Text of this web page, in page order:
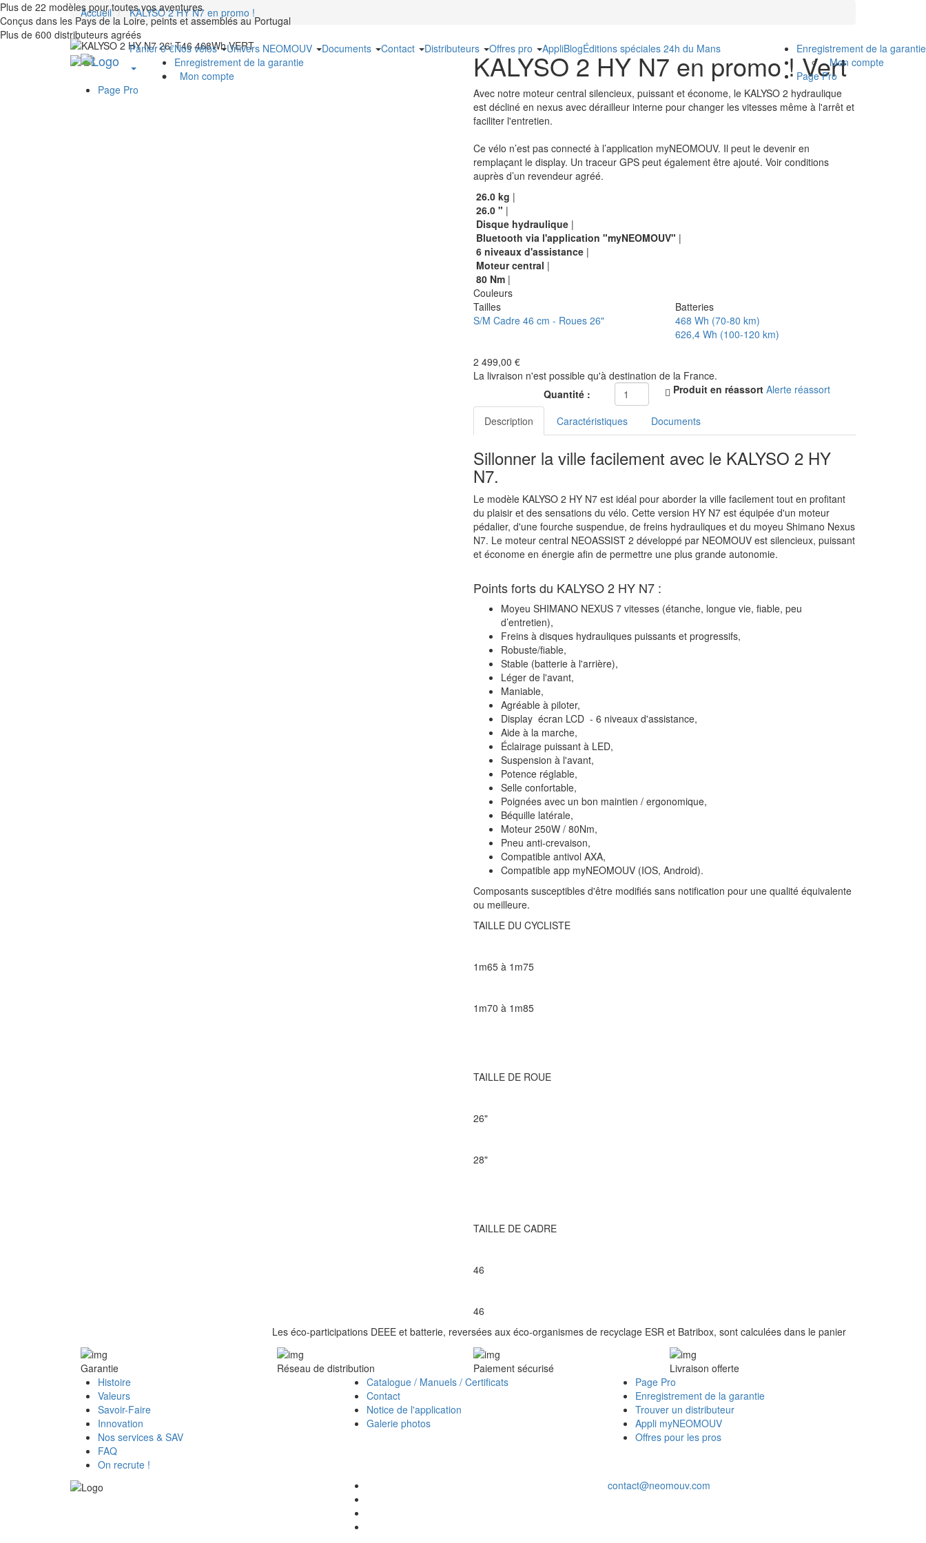
Plus de 22 modèles pour toutes vos aventures
Conçus dans les Pays de la Loire, peints et assemblés au Portugal
Plus de 600 distributeurs agréés
Enregistrement de la garantie
Mon compte
Page Pro
Panier 0 €Nos vélos Univers NEOMOUV Documents Contact Distributeurs Offres pro AppliBlogÉditions spéciales 24h du Mans
Enregistrement de la garantie
Mon compte
Page Pro
Accueil KALYSO 2 HY N7 en promo !
KALYSO 2 HY N7 en promo ! Vert
Avec notre moteur central silencieux, puissant et économe, le KALYSO 2 hydraulique
est décliné en nexus avec dérailleur interne pour changer les vitesses même à l'arrêt et
faciliter l'entretien.
Ce vélo n’est pas connecté à l’application myNEOMOUV. Il peut le devenir en
remplaçant le display. Un traceur GPS peut également être ajouté. Voir conditions
auprès d’un revendeur agréé.
26.0 kg |
26.0 " |
Disque hydraulique |
Bluetooth via l'application "myNEOMOUV" |
6 niveaux d'assistance |
Moteur central |
80 Nm |
Couleurs
Tailles
S/M Cadre 46 cm - Roues 26"
Batteries
468 Wh (70-80 km)
626,4 Wh (100-120 km)
2 499,00 €
La livraison n'est possible qu'à destination de la France.
Quantité :
Produit en réassort Alerte réassort
Description Caractéristiques Documents
Sillonner la ville facilement avec le KALYSO 2 HY
N7.
Le modèle KALYSO 2 HY N7 est idéal pour aborder la ville facilement tout en profitant
du plaisir et des sensations du vélo. Cette version HY N7 est équipée d'un moteur
pédalier, d'une fourche suspendue, de freins hydrauliques et du moyeu Shimano Nexus
N7. Le moteur central NEOASSIST 2 développé par NEOMOUV est silencieux, puissant
et économe en énergie afin de permettre une plus grande autonomie.
Points forts du KALYSO 2 HY N7 :
Moyeu SHIMANO NEXUS 7 vitesses (étanche, longue vie, fiable, peu
d’entretien),
Freins à disques hydrauliques puissants et progressifs,
Robuste/fiable,
Stable (batterie à l'arrière),
Léger de l'avant,
Maniable,
Agréable à piloter,
Display écran LCD - 6 niveaux d'assistance,
Aide à la marche,
Éclairage puissant à LED,
Suspension à l'avant,
Potence réglable,
Selle confortable,
Poignées avec un bon maintien / ergonomique,
Béquille latérale,
Moteur 250W / 80Nm,
Pneu anti-crevaison,
Compatible antivol AXA,
Compatible app myNEOMOUV (IOS, Android).
Composants susceptibles d'être modifiés sans notification pour une qualité équivalente
ou meilleure.
TAILLE DU CYCLISTE
1m65 à 1m75
1m70 à 1m85
TAILLE DE ROUE
26"
28"
TAILLE DE CADRE
46
46
Les éco-participations DEEE et batterie, reversées aux éco-organismes de recyclage ESR et Batribox, sont calculées dans le panier
Garantie Réseau de distribution Paiement sécurisé
Livraison offerte
Histoire
Valeurs
Savoir-Faire
Innovation
Nos services & SAV
FAQ
On recrute !
Catalogue / Manuels / Certificats
Contact
Notice de l'application
Galerie photos
Page Pro
Enregistrement de la garantie
Trouver un distributeur
Appli myNEOMOUV
Offres pour les pros
contact@neomouv.com